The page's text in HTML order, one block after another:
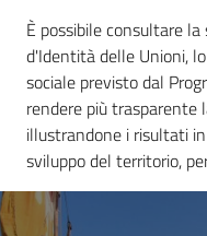
Regione
Novità
Servizi
Leggi Atti Bandi
È possibile consultare
d'Identità delle Unioni,
sociale previsto dal
rendere più trasparente
illustrandone i risultati
sviluppo del territorio,